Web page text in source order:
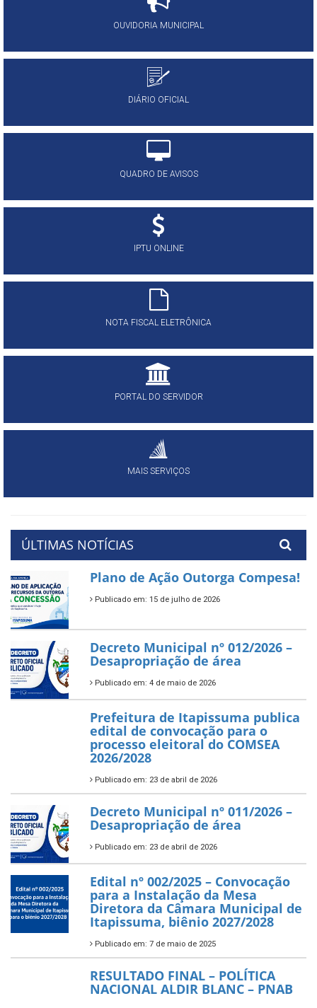
OUVIDORIA MUNICIPAL
DIÁRIO OFICIAL
QUADRO DE AVISOS
IPTU ONLINE
NOTA FISCAL ELETRÔNICA
PORTAL DO SERVIDOR
MAIS SERVIÇOS
ÚLTIMAS NOTÍCIAS
Plano de Ação Outorga Compesa!
Publicado em: 15 de julho de 2026
Decreto Municipal nº 012/2026 –
Desapropriação de área
Publicado em: 4 de maio de 2026
Prefeitura de Itapissuma publica
edital de convocação para o
processo eleitoral do COMSEA
2026/2028
Publicado em: 23 de abril de 2026
Decreto Municipal nº 011/2026 –
Desapropriação de área
Publicado em: 23 de abril de 2026
Edital nº 002/2025 – Convocação
para a Instalação da Mesa
Diretora da Câmara Municipal de
Itapissuma, biênio 2027/2028
Publicado em: 7 de maio de 2025
RESULTADO FINAL – POLÍTICA
NACIONAL ALDIR BLANC – PNAB